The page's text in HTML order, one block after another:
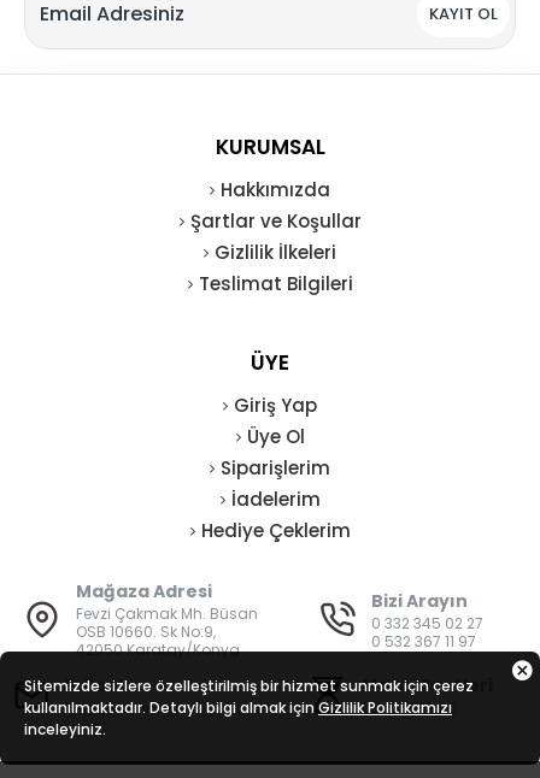
KAYIT OL
KURUMSAL
Hakkımızda
Şartlar ve Koşullar
Gizlilik İlkeleri
Teslimat Bilgileri
ÜYE
Giriş Yap
Üye Ol
Siparişlerim
İadelerim
Hediye Çeklerim
Mağaza Adresi
Fevzi Çakmak Mh. Büsan
OSB 10660. Sk No:9,
42050 Karatay/Konya
Bizi Arayın
0 332 345 02 27
0 532 367 11 97
E-Posta
bilgi@vatanisguvenligi.com
Mesai Saatleri
08:00 - 19:00
Sitemizde sizlere özelleştirilmiş bir hizmet sunmak için çerez
kullanılmaktadır. Detaylı bilgi almak için Gizlilik Politikamızı
inceleyiniz.